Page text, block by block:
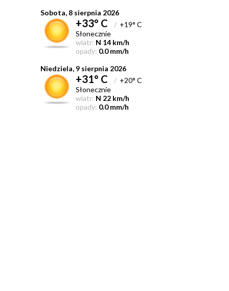
Sobota, 8 sierpnia 2026
+33° C /+19° C
Słonecznie
wiatr: N 14 km/h
opady: 0.0 mm/h
Niedziela, 9 sierpnia 2026
+31° C /+20° C
Słonecznie
wiatr: N 22 km/h
opady: 0.0 mm/h